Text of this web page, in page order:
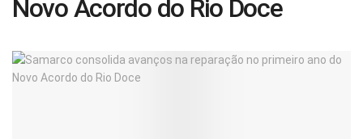
Novo Acordo do Rio Doce